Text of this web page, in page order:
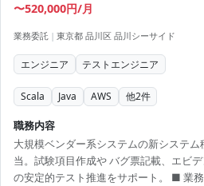
〜520,000円/月
業務委託 | 東京都 品川区 品川シーサイド
エンジニア テストエンジニア
Scala Java AWS 他2件
職務内容
大規模ベンダー系システムの新システ
当。試験項目作成や バグ票記載、エビ
の安定的テスト推進をサポート。 ■ 業